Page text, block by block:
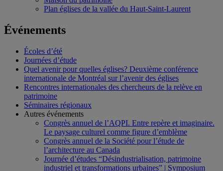
Plan églises de la vallée du Haut-Saint-Laurent
Événements
Écoles d’été
Journées d’étude
Quel avenir pour quelles églises? Deuxième conférence
internationale de Montréal sur l’avenir des églises
Rencontres internationales des chercheurs de la relève en
patrimoine
Séminaires régionaux
Autres événements
Congrès annuel de l’AQPI. Entre repère et imaginaire.
Le paysage culturel comme figure d’emblème
Congrès annuel de la Société pour l’étude de
l’architecture au Canada
Journée d’études “Désindustrialisation, patrimoine
industriel et transformations urbaines” | Symposium